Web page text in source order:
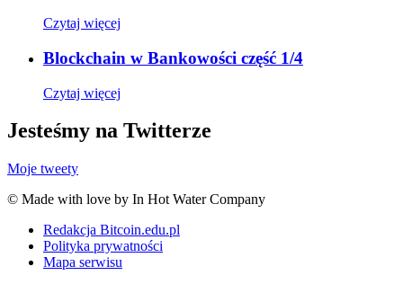
Czytaj więcej
Blockchain w Bankowości część 1/4
Czytaj więcej
Jesteśmy na Twitterze
Moje tweety
© Made with love by In Hot Water Company
Redakcja Bitcoin.edu.pl
Polityka prywatności
Mapa serwisu